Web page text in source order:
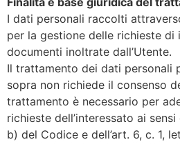
I dati personali raccolti
per la gestione delle richieste di
documenti inoltrate dall’Utente.
Il trattamento dei dati personali
sopra non richiede il consenso
trattamento è necessario per
richieste dell’interessato ai sensi
b) del Codice e dell’art. 6, c. 1,